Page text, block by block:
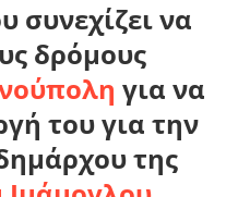
συνεχίζει να
δρόμους
για να
του για την
της